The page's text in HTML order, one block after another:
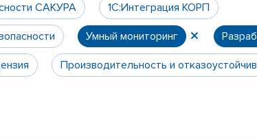
САКУРА 1С:Интеграция КОРП
Умный мониторинг
Производительность и